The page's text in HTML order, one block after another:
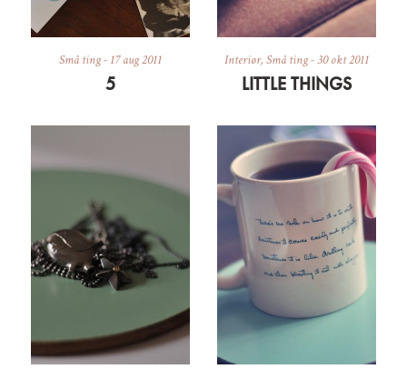
Små ting- 17 aug 2011
5
Interiør,Små ting-30 okt 2011
LITTLE THINGS